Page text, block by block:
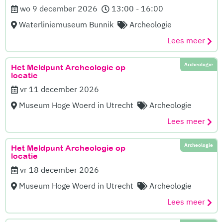
wo 9 december 2026
13:00 - 16:00
Waterliniemuseum Bunnik
Archeologie
Lees meer
Het Meldpunt Archeologie op
locatie
vr 11 december 2026
Museum Hoge Woerd in Utrecht
Archeologie
Archeologie
Lees meer
Het Meldpunt Archeologie op
locatie
vr 18 december 2026
Museum Hoge Woerd in Utrecht
Archeologie
Archeologie
Lees meer